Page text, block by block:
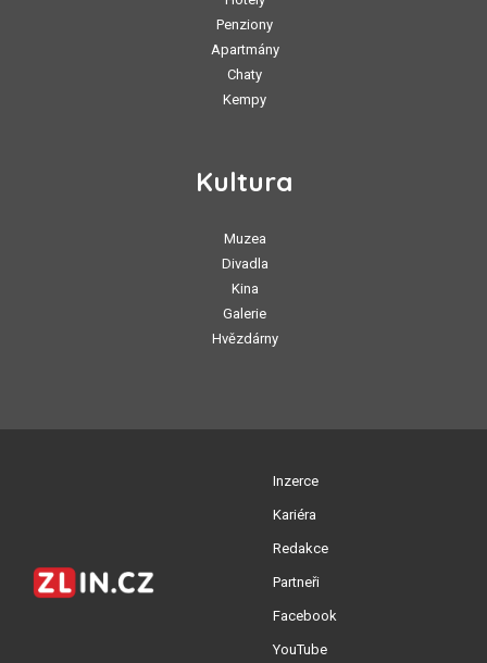
Penziony
Apartmány
Chaty
Kempy
Kultura
Muzea
Divadla
Kina
Galerie
Hvězdárny
Inzerce
Kariéra
Redakce
Partneři
Facebook
YouTube